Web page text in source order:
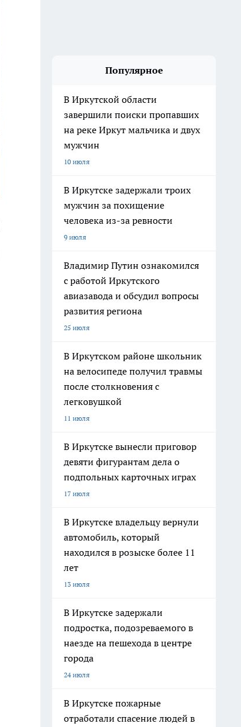
Популярное
В Иркутской области
завершили поиски пропавших
на реке Иркут мальчика и двух
мужчин
10 июля
В Иркутске задержали троих
мужчин за похищение
человека из-за ревности
9 июля
Владимир Путин ознакомился
с работой Иркутского
авиазавода и обсудил вопросы
развития региона
25 июля
В Иркутском районе школьник
на велосипеде получил травмы
после столкновения с
легковушкой
11 июля
В Иркутске вынесли приговор
девяти фигурантам дела о
подпольных карточных играх
17 июля
В Иркутске владельцу вернули
автомобиль, который
находился в розыске более 11
лет
13 июля
В Иркутске задержали
подростка, подозреваемого в
наезде на пешехода в центре
города
24 июля
В Иркутске пожарные
отработали спасение людей в